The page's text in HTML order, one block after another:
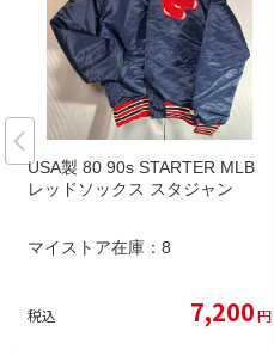
USA製 80 90s STARTER MLB
レッドソックス スタジャン
マイストア在庫： 8
税込 7,200円